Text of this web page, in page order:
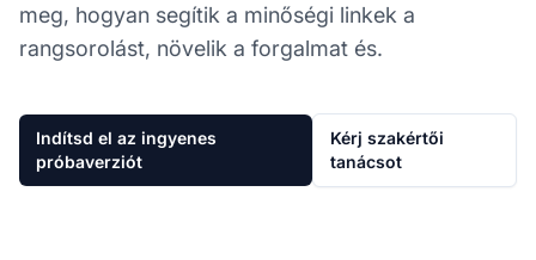
meg, hogyan segítik a minőségi linkek a
rangsorolást, növelik a forgalmat és.
Indítsd el az ingyenes
próbaverziót
Kérj szakértői
tanácsot